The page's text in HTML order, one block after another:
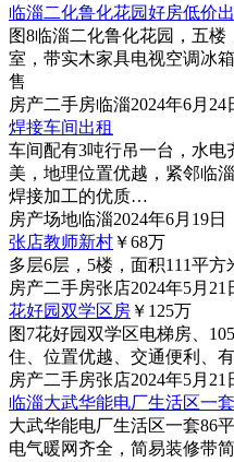
临淄二化鲁化花园好房低价
图8临淄二化鲁化花园，五
室，带实木家具电视空调冰
售
房产二手房临淄2024年6月24
焊接车间出租
车间配有3吨行吊一台，水
美，地理位置优越，紧邻临
焊接加工的优质…
房产场地临淄2024年6月19日
张店教师新村 ￥68万
多层6层，5楼，面积111平方
房产二手房张店2024年5月21
花好园双学区房 ￥125万
图7花好园双学区电梯房、
住、位置优越、交通便利、
房产二手房张店2024年5月21
临淄大武华能电厂生活区一
大武华能电厂生活区一套86
电气暖网齐全，简易装修带